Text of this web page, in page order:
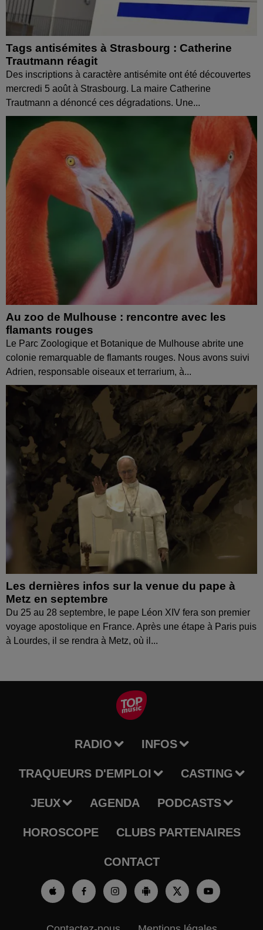
Tags antisémites à Strasbourg : Catherine
Trautmann réagit
Des inscriptions à caractère antisémite ont été découvertes
mercredi 5 août à Strasbourg. La maire Catherine
Trautmann a dénoncé ces dégradations. Une...
Au zoo de Mulhouse : rencontre avec les
flamants rouges
Le Parc Zoologique et Botanique de Mulhouse abrite une
colonie remarquable de flamants rouges. Nous avons suivi
Adrien, responsable oiseaux et terrarium, à...
Les dernières infos sur la venue du pape à
Metz en septembre
Du 25 au 28 septembre, le pape Léon XIV fera son premier
voyage apostolique en France. Après une étape à Paris puis
à Lourdes, il se rendra à Metz, où il...
RADIO INFOS
TRAQUEURS D'EMPLOI CASTING
JEUX AGENDA PODCASTS
HOROSCOPE CLUBS PARTENAIRES
CONTACT